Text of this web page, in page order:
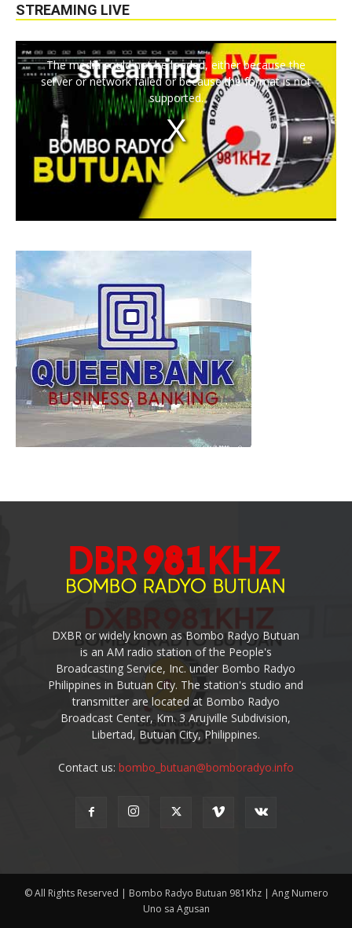
STREAMING LIVE
The media could not be loaded, either because the
server or network failed or because the format is not
supported.
DXBR or widely known as Bombo Radyo Butuan
is an AM radio station of the People's
Broadcasting Service, Inc. under Bombo Radyo
Philippines in Butuan City. The station's studio and
transmitter are located at Bombo Radyo
Broadcast Center, Km. 3 Arujville Subdivision,
Libertad, Butuan City, Philippines.
Contact us: bombo_butuan@bomboradyo.info
© All Rights Reserved | Bombo Radyo Butuan 981Khz | Ang Numero
Uno sa Agusan